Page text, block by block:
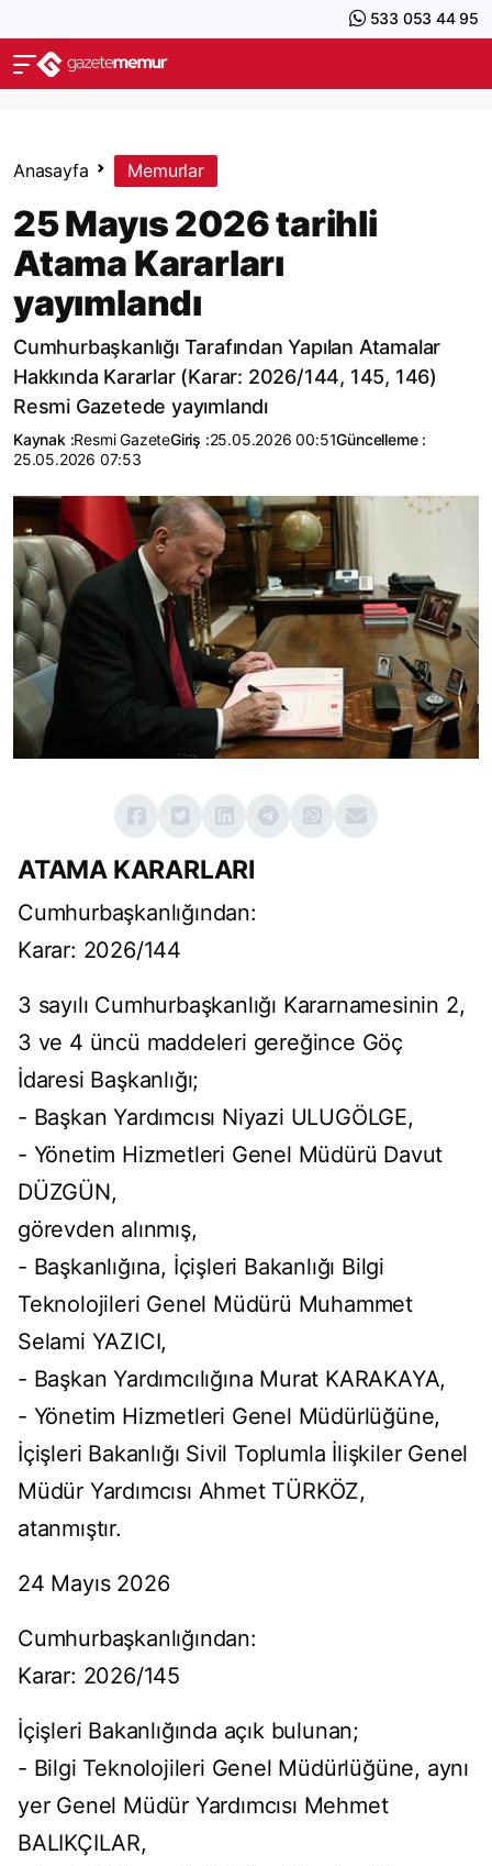
533 053 44 95
Anasayfa Memurlar
25 Mayıs 2026 tarihli
Atama Kararları
yayımlandı
Cumhurbaşkanlığı Tarafından Yapılan Atamalar
Hakkında Kararlar (Karar: 2026/144, 145, 146)
Resmi Gazetede yayımlandı
Kaynak :Resmi GazeteGiriş :25.05.2026 00:51Güncelleme :
25.05.2026 07:53
ATAMA KARARLARI
Cumhurbaşkanlığından:
Karar: 2026/144
3 sayılı Cumhurbaşkanlığı Kararnamesinin 2,
3 ve 4 üncü maddeleri gereğince Göç
İdaresi Başkanlığı;
- Başkan Yardımcısı Niyazi ULUGÖLGE,
- Yönetim Hizmetleri Genel Müdürü Davut
DÜZGÜN,
görevden alınmış,
- Başkanlığına, İçişleri Bakanlığı Bilgi
Teknolojileri Genel Müdürü Muhammet
Selami YAZICI,
- Başkan Yardımcılığına Murat KARAKAYA,
- Yönetim Hizmetleri Genel Müdürlüğüne,
İçişleri Bakanlığı Sivil Toplumla İlişkiler Genel
Müdür Yardımcısı Ahmet TÜRKÖZ,
atanmıştır.
24 Mayıs 2026
Cumhurbaşkanlığından:
Karar: 2026/145
İçişleri Bakanlığında açık bulunan;
- Bilgi Teknolojileri Genel Müdürlüğüne, aynı
yer Genel Müdür Yardımcısı Mehmet
BALIKÇILAR,